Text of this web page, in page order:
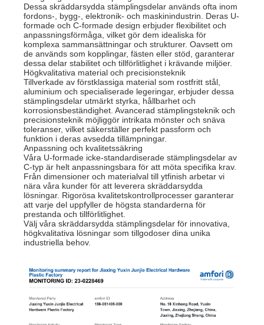
Dessa skräddarsydda stämplingsdelar används ofta inom
fordons-, bygg-, elektronik- och maskinindustrin. Deras U-
formade och C-formade design erbjuder flexibilitet och
anpassningsförmåga, vilket gör dem idealiska för
komplexa sammansättningar och strukturer. Oavsett om
de används som kopplingar, fästen eller stöd, garanterar
dessa delar stabilitet och tillförlitlighet i krävande miljöer.
Högkvalitativa material och precisionsteknik
Tillverkade av förstklassiga material som rostfritt stål,
aluminium och specialiserade legeringar, erbjuder dessa
stämplingsdelar utmärkt styrka, hållbarhet och
korrosionsbeständighet. Avancerad stämplingsteknik och
precisionsteknik möjliggör intrikata mönster och snäva
toleranser, vilket säkerställer perfekt passform och
funktion i deras avsedda tillämpningar.
Anpassning och kvalitetssäkring
Våra U-formade icke-standardiserade stämplingsdelar av
C-typ är helt anpassningsbara för att möta specifika krav.
Från dimensioner och materialval till ytfinish arbetar vi
nära våra kunder för att leverera skräddarsydda
lösningar. Rigorösa kvalitetskontrollprocesser garanterar
att varje del uppfyller de högsta standarderna för
prestanda och tillförlitlighet.
Välj våra skräddarsydda stämplingsdelar för innovativa,
högkvalitativa lösningar som tillgodoser dina unika
industriella behov.